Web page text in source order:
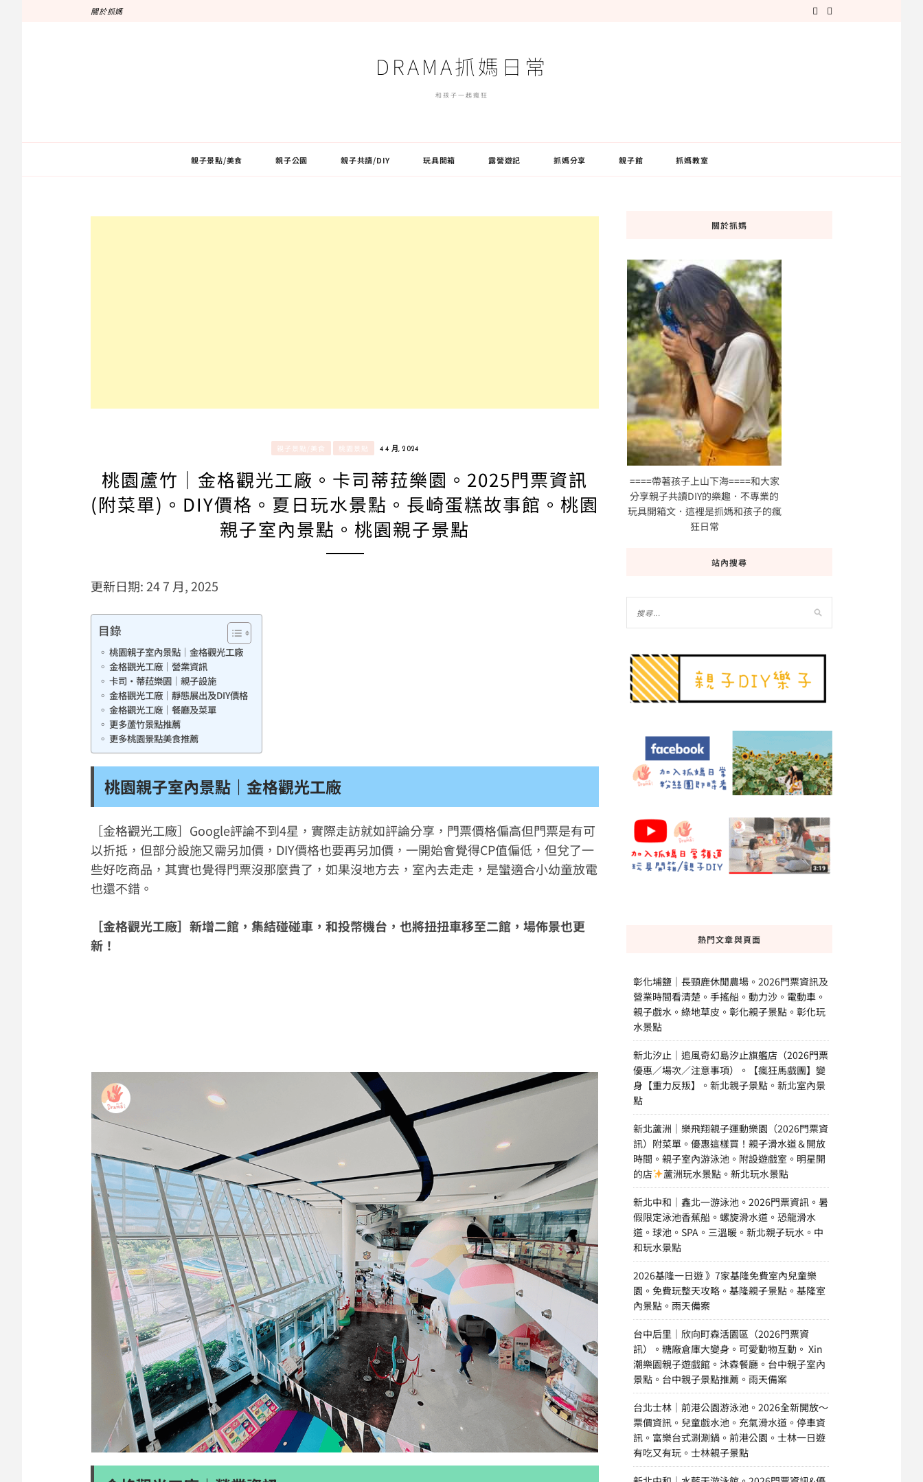
關於抓媽
DRAMA抓媽日常
和孩子一起瘋狂
親子景點/美食 親子公園 親子共讀/DIY 玩具開箱 露營遊記 抓媽分享 親子館 抓媽教室
親子景點/美食 桃園景點 4 4 月, 2024
桃園蘆竹｜金格觀光工廠。卡司蒂菈樂園。2025門票資訊
(附菜單)。DIY價格。夏日玩水景點。長崎蛋糕故事館。桃園
親子室內景點。桃園親子景點
更新日期: 24 7 月, 2025
目錄
桃園親子室內景點｜金格觀光工廠
金格觀光工廠｜營業資訊
卡司·蒂菈樂園｜親子設施
金格觀光工廠｜靜態展出及DIY價格
金格觀光工廠｜餐廳及菜單
更多蘆竹景點推薦
更多桃園景點美食推薦
桃園親子室內景點｜金格觀光工廠
［金格觀光工廠］Google評論不到4星，實際走訪就如評論分享，門票價格偏高但門票是有可
以折抵，但部分設施又需另加價，DIY價格也要再另加價，一開始會覺得CP值偏低，但兌了一
些好吃商品，其實也覺得門票沒那麼貴了，如果沒地方去，室內去走走，是蠻適合小幼童放電
也還不錯。
［金格觀光工廠］新增二館，集結碰碰車，和投幣機台，也將扭扭車移至二館，場佈景也更
新！
關於抓媽
====帶著孩子上山下海====和大家
分享親子共讀DIY的樂趣．不專業的
玩具開箱文．這裡是抓媽和孩子的瘋
狂日常
站內搜尋
熱門文章與頁面
彰化埔鹽｜長頸鹿休閒農場。2026門票資訊及
營業時間看清楚。手搖船。動力沙。電動車。
親子戲水。綠地草皮。彰化親子景點。彰化玩
水景點
新北汐止｜追風奇幻島汐止旗艦店（2026門票
優惠／場次／注意事項）。【瘋狂馬戲團】變
身【重力反叛】。新北親子景點。新北室內景
點
新北蘆洲｜樂飛翔親子運動樂園（2026門票資
訊）附菜單。優惠這樣買！親子滑水道＆開放
時間。親子室內游泳池。附設遊戲室。明星開
的店
蘆洲玩水景點。新北玩水景點
新北中和｜鑫北一游泳池。2026門票資訊。暑
假限定泳池香蕉船。螺旋滑水道。恐龍滑水
道。球池。SPA。三溫暖。新北親子玩水。中
和玩水景點
2026基隆一日遊 》7家基隆免費室內兒童樂
園。免費玩整天攻略。基隆親子景點。基隆室
內景點。雨天備案
台中后里｜欣向町森活園區（2026門票資
訊）。糖廠倉庫大變身。可愛動物互動。 Xin
潮樂園親子遊戲館。沐森餐廳。台中親子室內
景點。台中親子景點推薦。雨天備案
台北士林｜前港公園游泳池。2026全新開放～
票價資訊。兒童戲水池。充氣滑水道。停車資
訊。富樂台式涮涮鍋。前港公園。士林一日遊
有吃又有玩。士林親子景點